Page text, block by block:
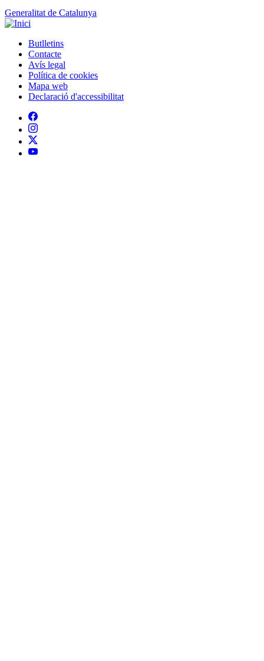
Generalitat de Catalunya
Peu
Butlletins
Contacte
Avís legal
Política de cookies
Mapa web
Declaració d'accessibilitat